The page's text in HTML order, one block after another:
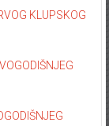
KLUPSKOG